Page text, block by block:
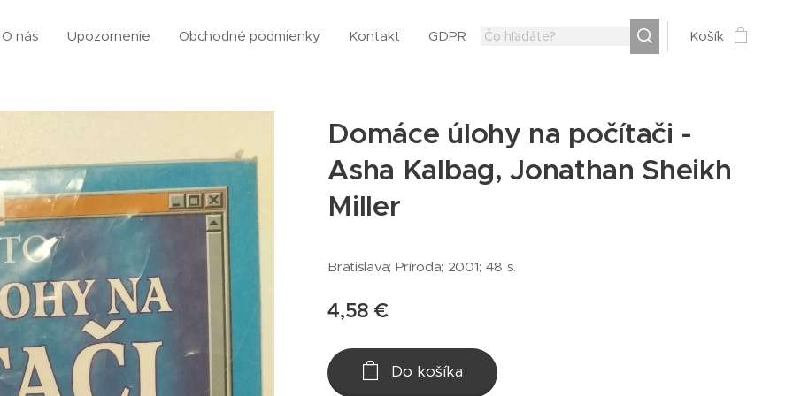
O nás Upozornenie Obchodné podmienky Kontakt GDPR Košík
Domáce úlohy na počítači -
Asha Kalbag, Jonathan Sheikh
Miller
Bratislava; Príroda; 2001; 48 s.
4,58 €
Do košíka